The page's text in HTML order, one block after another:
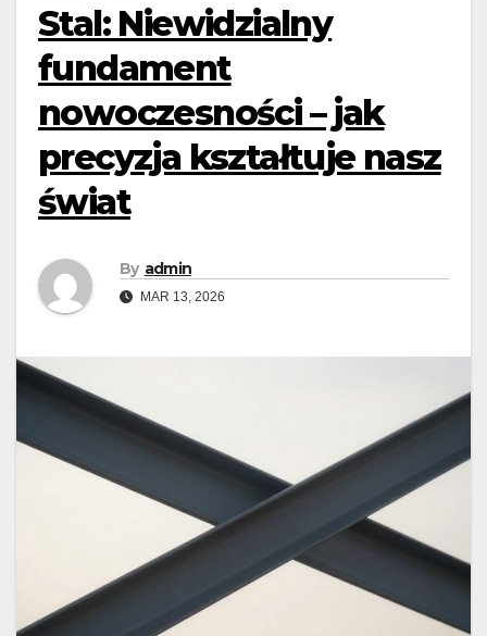
Stal: Niewidzialny
fundament
nowoczesności – jak
precyzja kształtuje nasz
świat
By admin
MAR 13, 2026